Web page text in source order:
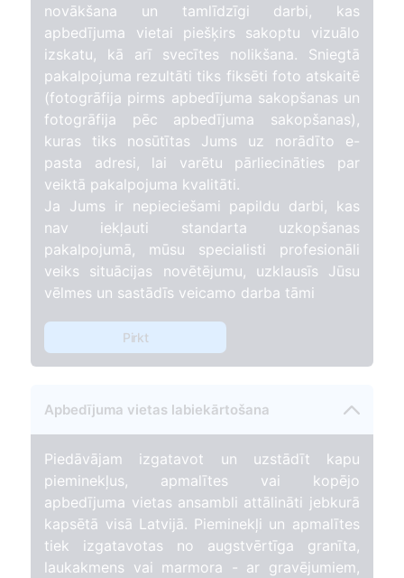
novākšana un tamlīdzīgi darbi, kas
apbedījuma vietai piešķirs sakoptu vizuālo
izskatu, kā arī svecītes nolikšana. Sniegtā
pakalpojuma rezultāti tiks fiksēti foto atskaitē
(fotogrāfija pirms apbedījuma sakopšanas un
fotogrāfija pēc apbedījuma sakopšanas),
kuras tiks nosūtītas Jums uz norādīto e-
pasta adresi, lai varētu pārliecināties par
veiktā pakalpojuma kvalitāti.
Ja Jums ir nepieciešami papildu darbi, kas
nav iekļauti standarta uzkopšanas
pakalpojumā, mūsu specialisti profesionāli
veiks situācijas novētējumu, uzklausīs Jūsu
vēlmes un sastādīs veicamo darba tāmi
Pirkt
Apbedījuma vietas labiekārtošana
Piedāvājam izgatavot un uzstādīt kapu
pieminekļus, apmalītes vai kopējo
apbedījuma vietas ansambli attālināti jebkurā
kapsētā visā Latvijā. Pieminekļi un apmalītes
tiek izgatavotas no augstvērtīga granīta,
laukakmens vai marmora - ar gravējumiem,